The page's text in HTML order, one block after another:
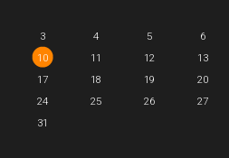
3
4 5 6
10
11 12 13
17
18 19 20
24
25 26 27
31